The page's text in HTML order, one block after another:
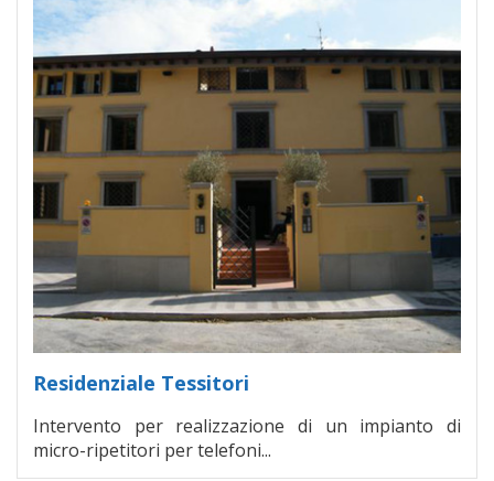
Residenziale Tessitori
Intervento per realizzazione di un impianto di
micro-ripetitori per telefoni...